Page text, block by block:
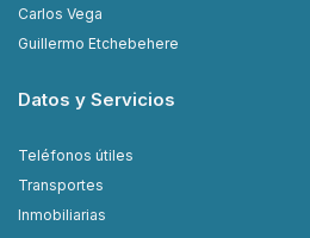
Carlos Vega
Guillermo Etchebehere
Datos y Servicios
Teléfonos útiles
Transportes
Inmobiliarias